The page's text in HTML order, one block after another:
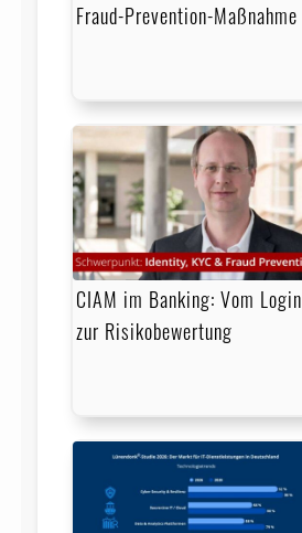
Fraud-Prevention-Maßnahme
CIAM im Banking: Vom Login
zur Risikobewertung